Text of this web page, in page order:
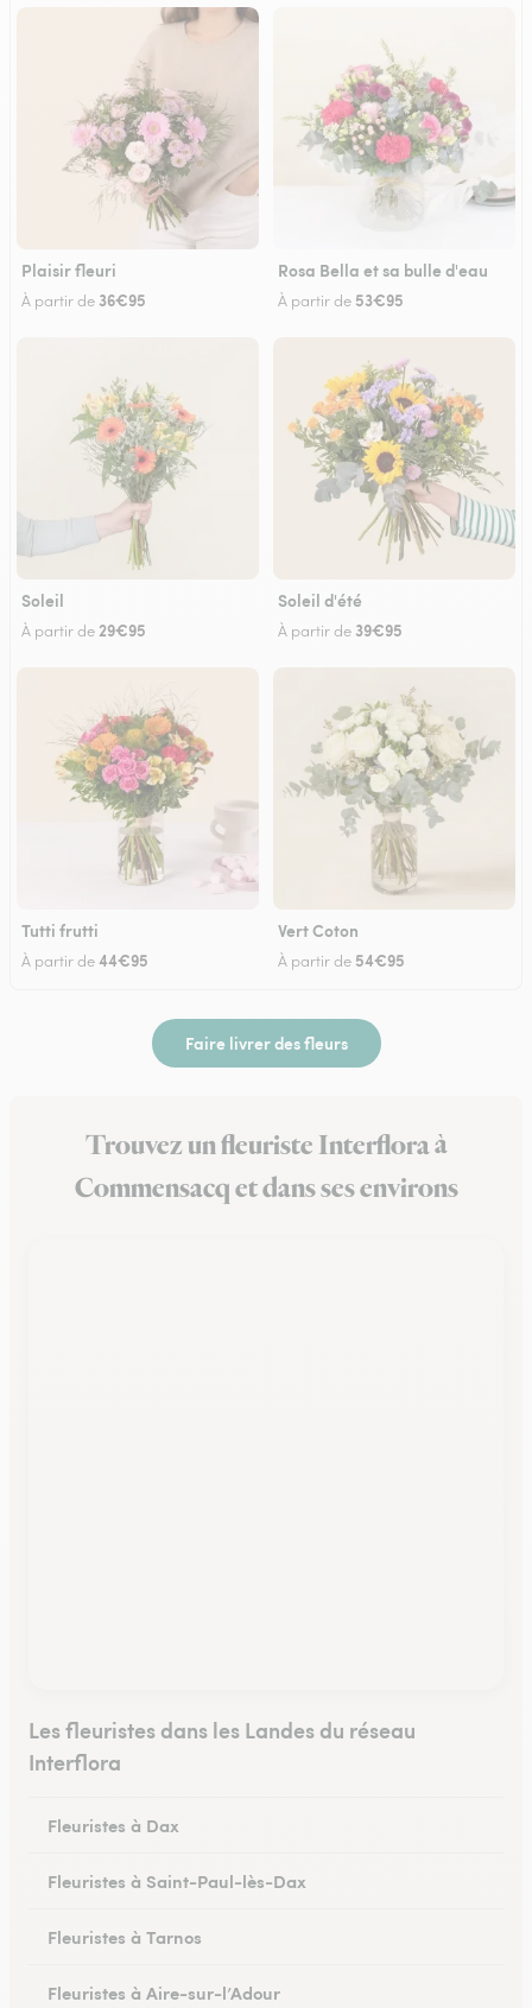
Plaisir fleuri
À partir de 36€95
Rosa Bella et sa bulle d'eau
À partir de 53€95
Soleil
À partir de 29€95
Soleil d'été
À partir de 39€95
Tutti frutti
À partir de44€95
Vert Coton
À partir de 54€95
Faire livrer des fleurs
Trouvez un fleuriste Interflora à
Commensacq et dans ses environs
Les fleuristes dans les Landes du réseau
Interflora
Fleuristes à Dax
Fleuristes à Saint-Paul-lès-Dax
Fleuristes à Tarnos
Fleuristes à Aire-sur-l’Adour